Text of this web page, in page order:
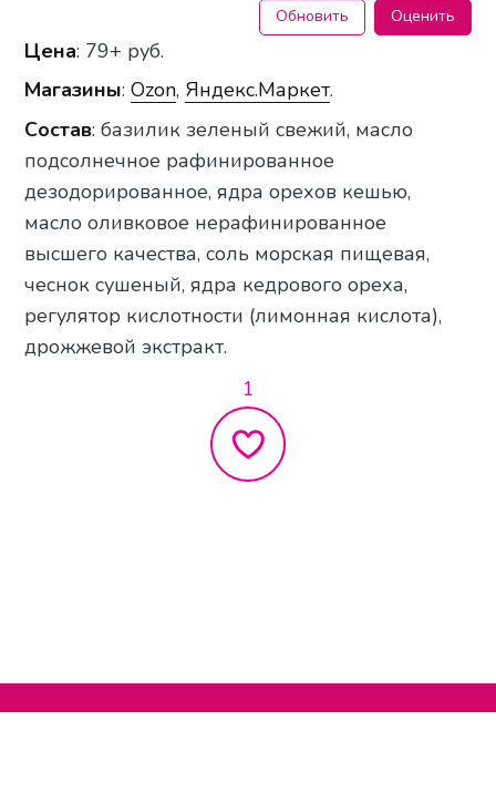
Обновить Оценить
Цена: 79+ руб.
Магазины:Ozon, Яндекс.Маркет.
Состав: базилик зеленый свежий, масло
подсолнечное рафинированное
дезодорированное, ядра орехов кешью,
масло оливковое нерафинированное
высшего качества, соль морская пищевая,
чеснок сушеный, ядра кедрового ореха,
регулятор кислотности (лимонная кислота),
дрожжевой экстракт.
1